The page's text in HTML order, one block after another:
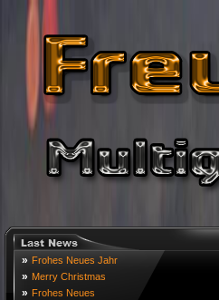
» Frohes Neues Jahr
» Merry Christmas
» Frohes Neues